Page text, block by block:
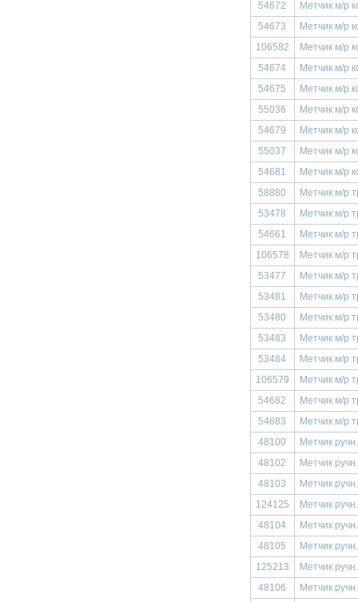
54672
Метчик м/р
54673
Метчик м/р
106582
Метчик м/р
54674
Метчик м/р
54675
Метчик м/р
55036
Метчик м/р
54679
Метчик м/р
55037
Метчик м/р
54681
Метчик м/р
58880
Метчик м/р
53478
Метчик м/р
54661
Метчик м/р
106578
Метчик м/р
53477
Метчик м/р
53481
Метчик м/р
53480
Метчик м/р
53483
Метчик м/р
53484
Метчик м/р
106579
Метчик м/р
54682
Метчик м/р
54683
Метчик м/р
48100
Метчик
48102
Метчик
48103
Метчик
124125
Метчик
48104
Метчик
48105
Метчик
125213
Метчик
48106
Метчик